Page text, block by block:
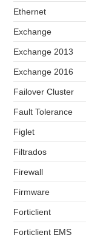
Ethernet
Exchange
Exchange 2013
Exchange 2016
Failover Cluster
Fault Tolerance
Figlet
Filtrados
Firewall
Firmware
Forticlient
Forticlient EMS